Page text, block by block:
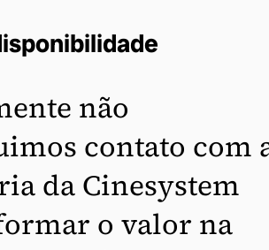
não
contato com
da Cinesystem
o valor na